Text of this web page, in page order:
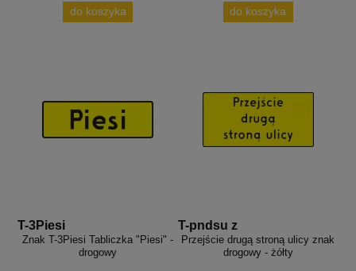
do koszyka do koszyka
T-3Piesi
Znak T-3Piesi Tabliczka "Piesi" -
drogowy
T-pndsu z
Przejście drugą stroną ulicy znak
drogowy - żółty